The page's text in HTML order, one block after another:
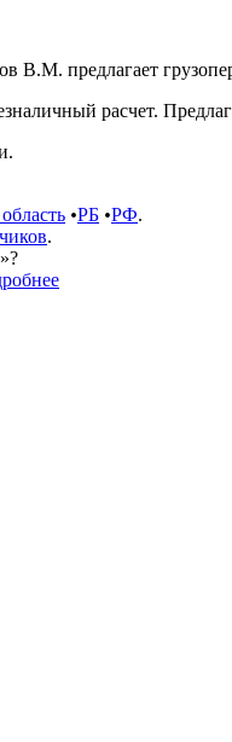
предлагает
расчет.
•РБ •РФ.
.